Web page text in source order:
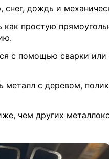
дождь и
простую
с помощью сварки
металл с деревом,
чем других